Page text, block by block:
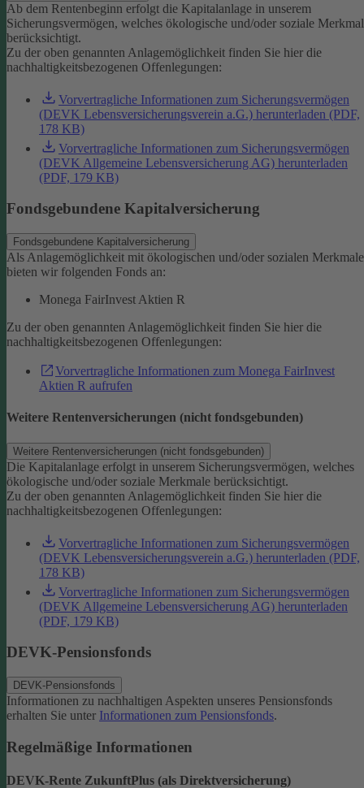
Ab dem Rentenbeginn erfolgt die Kapitalanlage in unserem
Sicherungsvermögen, welches ökologische und/oder soziale
berücksichtigt.
Zu der oben genannten Anlagemöglichkeit finden Sie hier die
nachhaltigkeitsbezogenen Offenlegungen:
Vorvertragliche Informationen zum Sicherungsvermögen
(DEVK Lebensversicherungsverein a.G.) herunterladen (PDF,
178 KB)
Vorvertragliche Informationen zum Sicherungsvermögen
(DEVK Allgemeine Lebensversicherung AG) herunterladen
(PDF, 179 KB)
Fondsgebundene Kapitalversicherung
Fondsgebundene Kapitalversicherung
Als Anlagemöglichkeit mit ökologischen und/oder sozialen
bieten wir folgenden Fonds an:
Monega FairInvest Aktien R
Zu der oben genannten Anlagemöglichkeit finden Sie hier die
nachhaltigkeitsbezogenen Offenlegungen:
Vorvertragliche Informationen zum Monega FairInvest
Aktien R aufrufen
Weitere Rentenversicherungen (nicht fondsgebunden)
Weitere Rentenversicherungen (nicht fondsgebunden)
Die Kapitalanlage erfolgt in unserem Sicherungsvermögen, welches
ökologische und/oder soziale Merkmale berücksichtigt.
Zu der oben genannten Anlagemöglichkeit finden Sie hier die
nachhaltigkeitsbezogenen Offenlegungen:
Vorvertragliche Informationen zum Sicherungsvermögen
(DEVK Lebensversicherungsverein a.G.) herunterladen (PDF,
178 KB)
Vorvertragliche Informationen zum Sicherungsvermögen
(DEVK Allgemeine Lebensversicherung AG) herunterladen
(PDF, 179 KB)
DEVK-Pensionsfonds
DEVK-Pensionsfonds
Informationen zu nachhaltigen Aspekten unseres Pensionsfonds
erhalten Sie unter Informationen zum Pensionsfonds.
Regelmäßige Informationen
DEVK-Rente ZukunftPlus (als Direktversicherung)